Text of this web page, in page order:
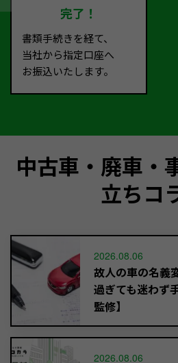
完了！
書類手続きを経て、
当社から指定口座へ
お振込いたします。
中古車・廃車・
立ちコ
2026.08.06
故人の車の名義
過ぎても迷わず
監修】
2026.08.06